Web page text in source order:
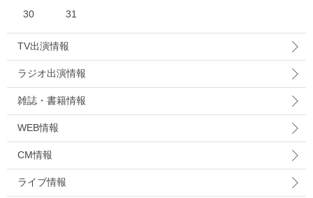
30 31
TV出演情報
ラジオ出演情報
雑誌・書籍情報
WEB情報
CM情報
ライブ情報